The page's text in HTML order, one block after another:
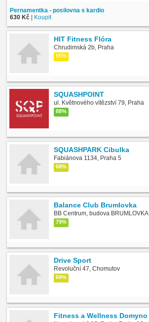
Pernamentka - posilovna s kardio
630 Kč | Koupit
HIT Fitness Flóra
Chrudimská 2b, Praha
55%
SQUASHPOINT
ul. Květnového vítězství 79, Praha
88%
SQUASHPARK Cibulka
Fabiánova 1134, Praha 5
68%
Balance Club Brumlovka
BB Centrum, budova BRUMLOVKA
79%
Drive Sport
Revoluční 47, Chomutov
69%
Fitness a Wellness Domyno